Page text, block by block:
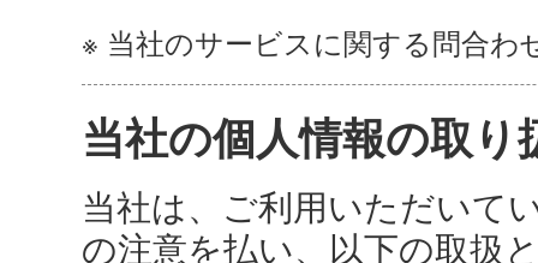
※ 当社のサービスに関する問合わ
当社の個人情報の取
当社は、ご利用いただいて
の注意を払い、以下の取扱